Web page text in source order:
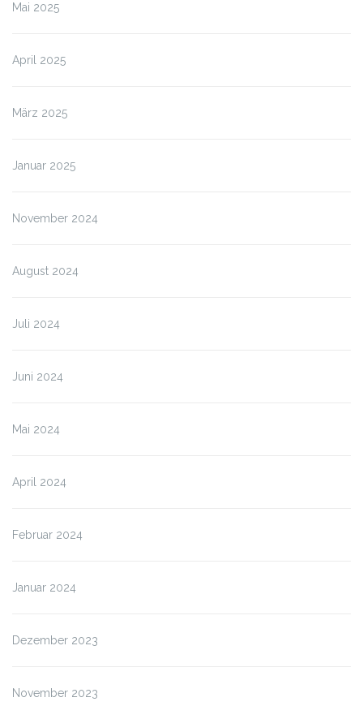
Mai 2025
April 2025
März 2025
Januar 2025
November 2024
August 2024
Juli 2024
Juni 2024
Mai 2024
April 2024
Februar 2024
Januar 2024
Dezember 2023
November 2023